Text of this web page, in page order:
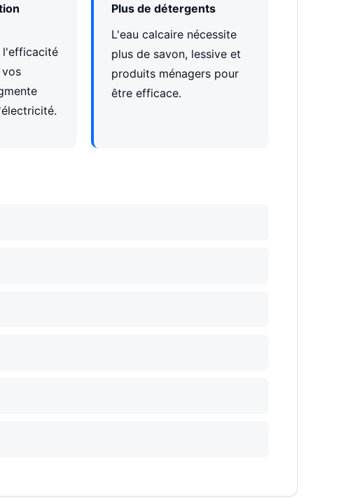
l'efficacité
Plus de détergents
L'eau calcaire nécessite
plus de savon, lessive et
produits ménagers pour
être efficace.